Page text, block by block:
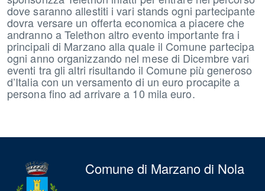
dove saranno allestiti i vari stands ogni partecipante
dovra versare un offerta economica a piacere che
andranno a Telethon altro evento importante fra i
principali di Marzano alla quale il Comune partecipa
ogni anno organizzando nel mese di Dicembre vari
eventi tra gli altri risultando il Comune più generoso
d’Italia con un versamento di un euro procapite a
persona fino ad arrivare a 10 mila euro.
Comune di Marzano di Nola